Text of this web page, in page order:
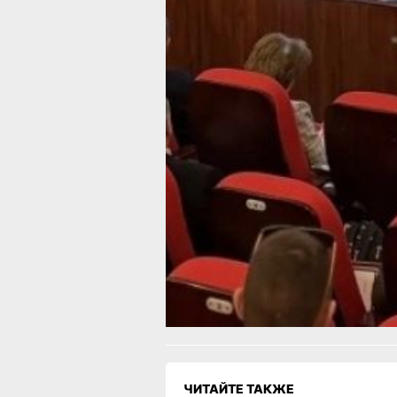
участвовали 19 спортивных команд
из Хабаровска,
Солнечного, Бикинского округов и
районов края — Амурского,
Верхнебуреинского, Вяземского,
Комсомольского, Нанайского,
Николаевского,
Ульчского.
В ТЕМУ:
Проверка прокуратуры улучшила
безопасность лифтов в Солнечном
Читайте нас в соцсетях: ВКонтакте
Одноклассники,
Телеграм
или
Яндекс.Дзен
иМАКС
Как вам материал?
Огонь!
Удивило
Грустно
ЧИТАЙТЕ ТАКЖЕ